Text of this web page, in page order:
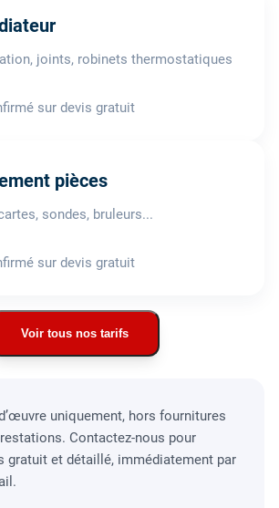
joints, robinets thermostatiques
sur devis gratuit
pièces
sondes, bruleurs...
sur devis gratuit
Voir tous nos tarifs
uniquement, hors fournitures
Contactez-nous pour
gratuit et détaillé, immédiatement par